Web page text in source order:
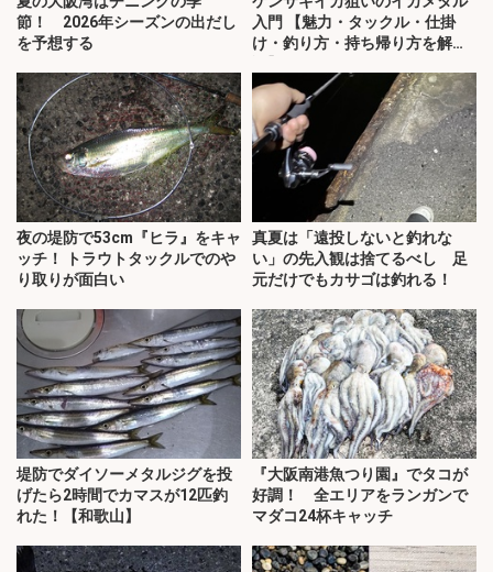
節！ 2026年シーズンの出だし
を予想する
入門 【魅力・タックル・仕掛
け・釣り方・持ち帰り方を解
夜の堤防で53cm『ヒラ』をキャ
ッチ！ トラウトタックルでのや
り取りが面白い
真夏は「遠投しないと釣れな
い」の先入観は捨てるべし 足
元だけでもカサゴは釣れる！
堤防でダイソーメタルジグを投
げたら2時間でカマスが12匹釣
れた！【和歌山】
『大阪南港魚つり園』でタコが
好調！ 全エリアをランガンで
マダコ24杯キャッチ